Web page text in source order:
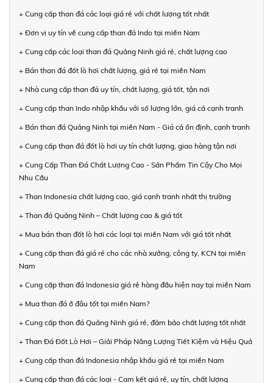
+ Cung cấp than đá các loại giá rẻ với chất lượng tốt nhất
+ Đơn vị uy tín về cung cấp than đá Indo tại miền Nam
+ Cung cấp các loại than đá Quảng Ninh giá rẻ, chất lượng cao
+ Bán than đá đốt lò hơi chất lượng, giá rẻ tại miền Nam
+ Nhà cung cấp than đá uy tín, chất lượng, giá tốt, tận nơi
+ Cung cấp than Indo nhập khẩu với số lượng lớn, giá cả cạnh tranh
+ Bán than đá Quảng Ninh tại miền Nam - Giá cả ổn định, cạnh tranh
+ Cung cấp than đá đốt lò hơi uy tín chất lượng, giao hàng tận nơi
+ Cung Cấp Than Đá Chất Lượng Cao - Sản Phẩm Tin Cậy Cho Mọi
Nhu Cầu
+ Than Indonesia chất lượng cao, giá cạnh tranh nhất thị trường
+ Than đá Quảng Ninh – Chất lượng cao & giá tốt
+ Mua bán than đốt lò hơi các loại tại miền Nam với giá tốt nhất
+ Cung cấp than đá giá rẻ cho các nhà xưởng, công ty, KCN tại miền
Nam
+ Cung cấp than đá Indonesia giá rẻ hàng đầu hiện nay tại miền Nam
+ Mua than đá ở đâu tốt tại miền Nam?
+ Cung cấp than đá Quảng Ninh giá rẻ, đảm bảo chất lượng tốt nhất
+ Than Đá Đốt Lò Hơi – Giải Pháp Năng Lượng Tiết Kiệm và Hiệu Quả
+ Cung cấp than đá Indonesia nhập khẩu giá rẻ tại miền Nam
+ Cung cấp than đá các loại - Cam kết giá rẻ, uy tín, chất lượng